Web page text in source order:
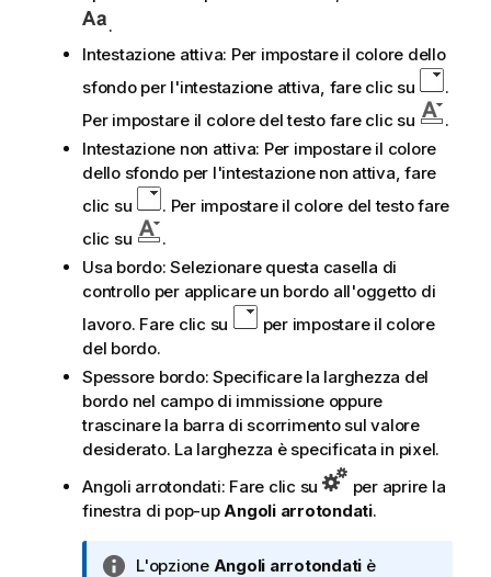
.
Intestazione attiva: Per impostare il colore dello
sfondo per l'intestazione attiva, fare clic su
.
Per impostare il colore del testo fare clic su
.
Intestazione non attiva: Per impostare il colore
dello sfondo per l'intestazione non attiva, fare
clic su
. Per impostare il colore del testo fare
clic su
.
Usa bordo: Selezionare questa casella di
controllo per applicare un bordo all'oggetto di
lavoro. Fare clic su
per impostare il colore
del bordo.
Spessore bordo: Specificare la larghezza del
bordo nel campo di immissione oppure
trascinare la barra di scorrimento sul valore
desiderato. La larghezza è specificata in pixel.
Angoli arrotondati: Fare clic su
per aprire la
finestra di pop-upAngoli arrotondati.
N
L'opzione Angoli arrotondati è